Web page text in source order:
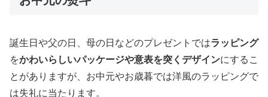
誕生日や父の日、母の日などのプレゼントではラッピング
をかわいらしいパッケージや意表を突くデザインにするこ
とがありますが、お中元やお歳暮では洋風のラッピングで
は失礼に当たります。